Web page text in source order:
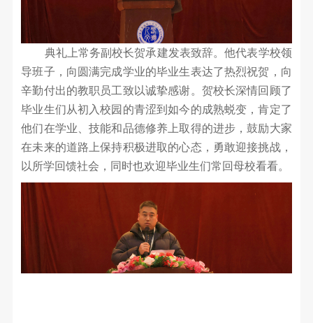
实
训
中
心
系
我
们
公
告
留
学
校
合
合
作
线
典礼上常务副校长贺承建发表致辞。他代表学校领
导班子，向圆满完成学业的毕业生表达了热烈祝贺，向
辛勤付出的教职员工致以诚挚感谢。贺校长深情回顾了
毕业生们从初入校园的青涩到如今的成熟蜕变，肯定了
他们在学业、技能和品德修养上取得的进步，鼓励大家
在未来的道路上保持积极进取的心态，勇敢迎接挑战，
以所学回馈社会，同时也欢迎毕业生们常回母校看看。